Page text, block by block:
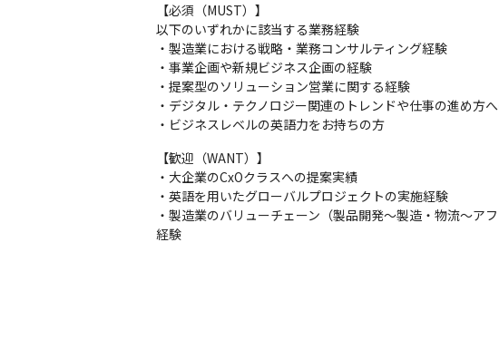
◆業務内容
・全社DX戦略の策定
・新事業/製品開発の企画立案
・戦略実現のためのシステム/データアーキテクチャ策定
・DXを推進するための組織/人材設計・育成
・デジタルを活用したバリューチェーン改革の立ち上げ
参加ご希望の方は、送付いたしましたスカウトメールにそ
【必須（MUST）】
以下のいずれかに該当する業務経験
・製造業における戦略・業務コンサルティング経験
・事業企画や新規ビジネス企画の経験
・提案型のソリューション営業に関する経験
・デジタル・テクノロジー関連のトレンドや仕事の進め方
・ビジネスレベルの英語力をお持ちの方
【歓迎（WANT）】
・大企業のCxOクラスへの提案実績
・英語を用いたグローバルプロジェクトの実施経験
・製造業のバリューチェーン（製品開発～製造・物流～
経験